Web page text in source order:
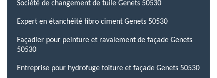
Société de changement de tuile Genets 50530
Expert en étanchéité fibro ciment Genets 50530
Façadier pour peinture et ravalement de façade Genets
50530
Entreprise pour hydrofuge toiture et façade Genets 50530